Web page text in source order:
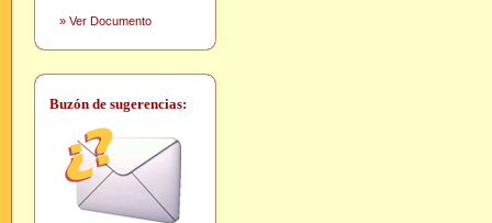
» Ver Documento
Buzón de sugerencias: